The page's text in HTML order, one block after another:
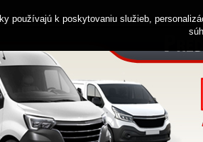
238 482
používajú k poskytovaniu služieb,